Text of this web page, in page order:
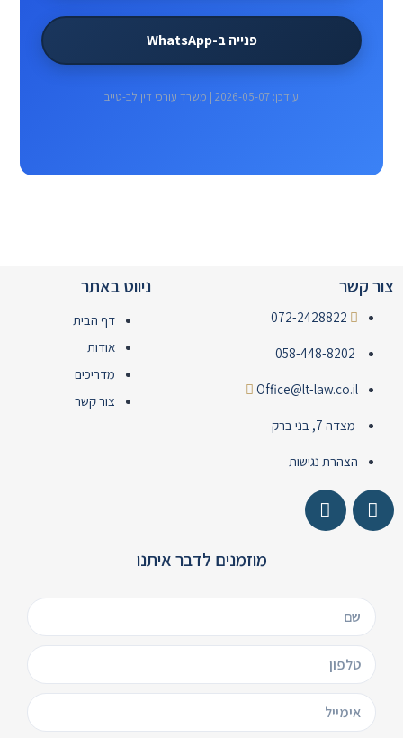
פנייה ב-WhatsApp
עודכן: 2026-05-07 | משרד עורכי דין לב-טייב
צור קשר
072-2428822
058-448-8202
Office@lt-law.co.il
מצדה 7, בני ברק
הצהרת נגישות
ניווט באתר
דף הבית
אודות
מדריכים
צור קשר
מוזמנים לדבר איתנו